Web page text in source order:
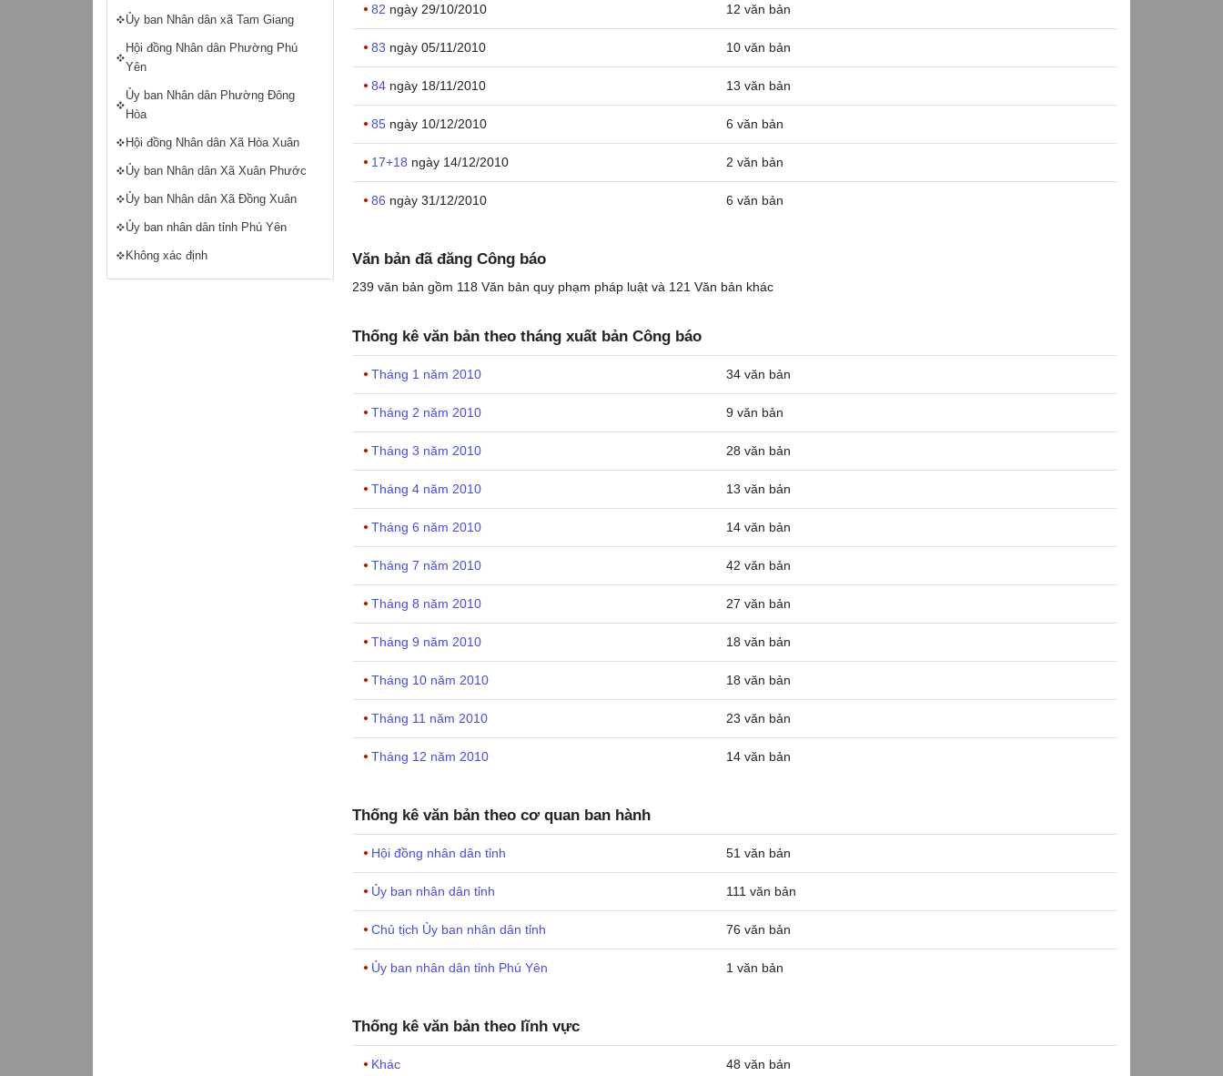
Ủy ban Nhân dân xã Tam Giang
Hội đồng Nhân dân Phường Phú
Yên
Ủy ban Nhân dân Phường Đông
Hòa
Hội đồng Nhân dân Xã Hòa Xuân
Ủy ban Nhân dân Xã Xuân Phước
Ủy ban Nhân dân Xã Đồng Xuân
Ủy ban nhân dân tỉnh Phú Yên
Không xác định
82 ngày 29/10/2010 12 văn bản
83 ngày 05/11/2010 10 văn bản
84 ngày 18/11/2010 13 văn bản
85 ngày 10/12/2010 6 văn bản
17+18 ngày 14/12/2010 2 văn bản
86 ngày 31/12/2010 6 văn bản
Văn bản đã đăng Công báo
239 văn bản gồm 118 Văn bản quy phạm pháp luật và 121 Văn bản khác
Thống kê văn bản theo tháng xuất bản Công báo
Tháng 1 năm 2010 34 văn bản
Tháng 2 năm 2010 9 văn bản
Tháng 3 năm 2010 28 văn bản
Tháng 4 năm 2010 13 văn bản
Tháng 6 năm 2010 14 văn bản
Tháng 7 năm 2010 42 văn bản
Tháng 8 năm 2010 27 văn bản
Tháng 9 năm 2010 18 văn bản
Tháng 10 năm 2010 18 văn bản
Tháng 11 năm 2010 23 văn bản
Tháng 12 năm 2010 14 văn bản
Thống kê văn bản theo cơ quan ban hành
Hội đồng nhân dân tỉnh 51 văn bản
Ủy ban nhân dân tỉnh 111 văn bản
Chủ tịch Ủy ban nhân dân tỉnh 76 văn bản
Ủy ban nhân dân tỉnh Phú Yên 1 văn bản
Thống kê văn bản theo lĩnh vực
Khác 48 văn bản